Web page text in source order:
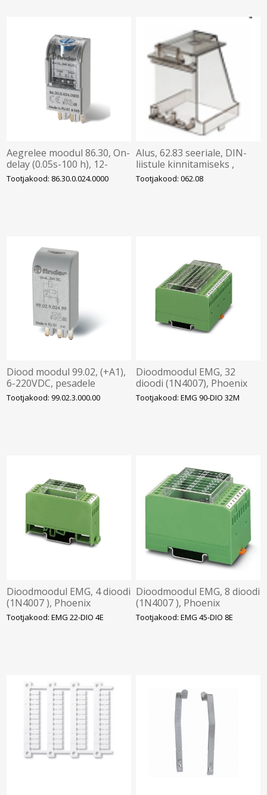
Aegrelee moodul 86.30, On-
delay (0.05s-100 h), 12-
24VAC/DC, pesadele
94/95/96/97, Finder
Tootjakood: 86.30.0.024.0000
Alus, 62.83 seeriale, DIN-
liistule kinnitamiseks ,
Finder
Tootjakood: 062.08
Diood moodul 99.02, (+A1),
6-220VDC, pesadele
90/92/94/95/96/97, Finder
Tootjakood: 99.02.3.000.00
Dioodmoodul EMG, 32
dioodi (1N4007), Phoenix
Tootjakood: EMG 90-DIO 32M
Dioodmoodul EMG, 4 dioodi
(1N4007 ), Phoenix
Tootjakood: EMG 22-DIO 4E
Dioodmoodul EMG, 8 dioodi
(1N4007 ), Phoenix
Tootjakood: EMG 45-DIO 8E